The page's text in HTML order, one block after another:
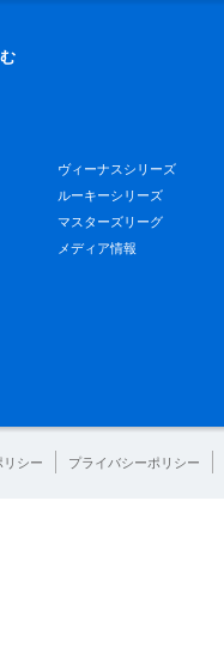
ヴィーナスシリーズ
ルーキーシリーズ
マスターズリーグ
メディア情報
リシー プライバシーポリシー